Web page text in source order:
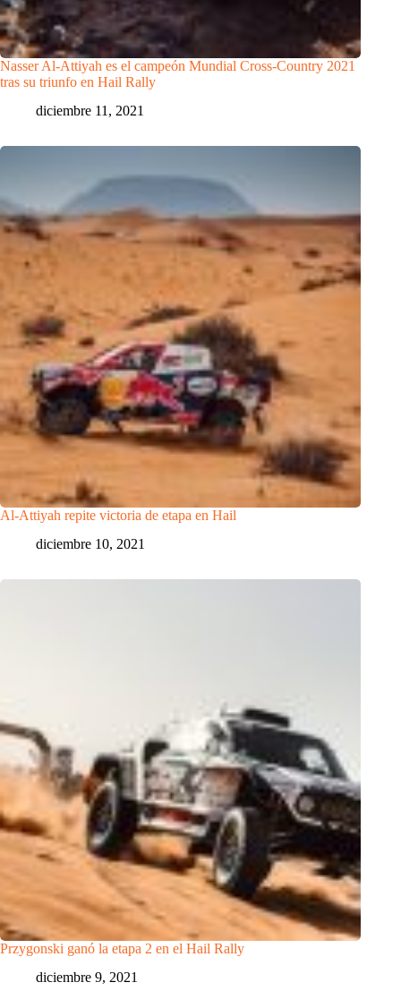
Nasser Al-Attiyah es el campeón Mundial Cross-Country 2021
tras su triunfo en Hail Rally
diciembre 11, 2021
Al-Attiyah repite victoria de etapa en Hail
diciembre 10, 2021
Przygonski ganó la etapa 2 en el Hail Rally
diciembre 9, 2021